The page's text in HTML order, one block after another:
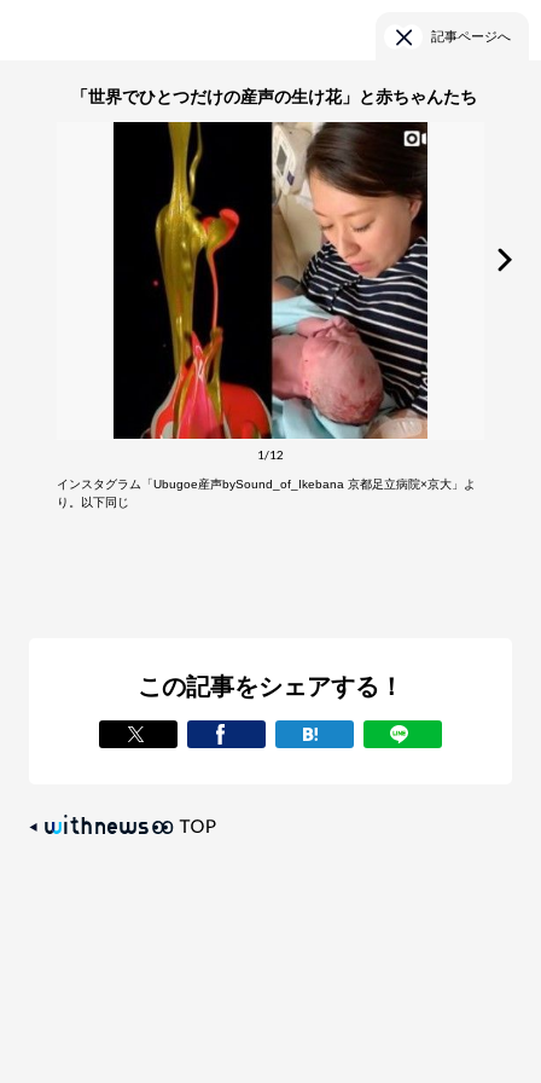
記事ページへ
「世界でひとつだけの産声の生け花」と赤ちゃんたち
1/12
インスタグラム「Ubugoe産声bySound_of_Ikebana 京都足立病院×京大」よ
り。以下同じ
この記事をシェアする！